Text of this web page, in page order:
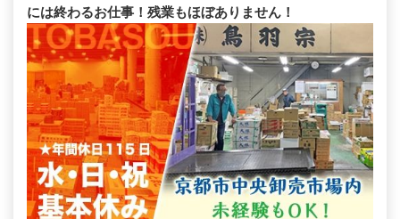
には終わるお仕事！残業もほぼありません！